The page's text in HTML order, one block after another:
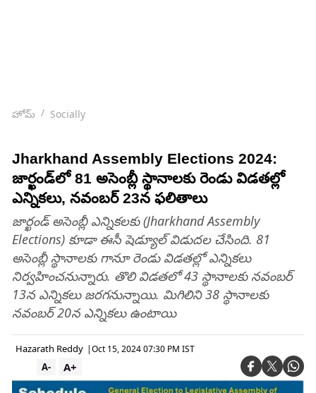
హోమ్ Socially
Jharkhand Assembly Elections 2024:
జార్ఖండ్‌‌లో 81 అసెంబ్లీ స్థానాలకు రెండు విడతల్లో
ఎన్నికలు, నవంబర్‌ 23న ఫలితాలు
జార్ఖండ్‌ అసెంబ్లీ ఎన్నికలకు (Jharkhand Assembly
Elections) కూడా ఈసీ షెడ్యూల్‌ విడుదల చేసింది. 81
అసెంబ్లీ స్థానాలకు గానూ రెండు విడతల్లో ఎన్నికలు
నిర్వహించనున్నారు. తొలి విడతలో 43 స్థానాలకు నవంబర్‌
13న ఎన్నికలు జరగనున్నాయి. మిగిలిని 38 స్థానాలకు
నవంబర్‌ 20న ఎన్నికలు ఉంటాయి
Hazarath Reddy |Oct 15, 2024 07:30 PM IST
A+
A-